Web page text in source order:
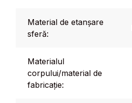
Material de etanșare
sferă:
Materialul
corpului/material de
fabricație: